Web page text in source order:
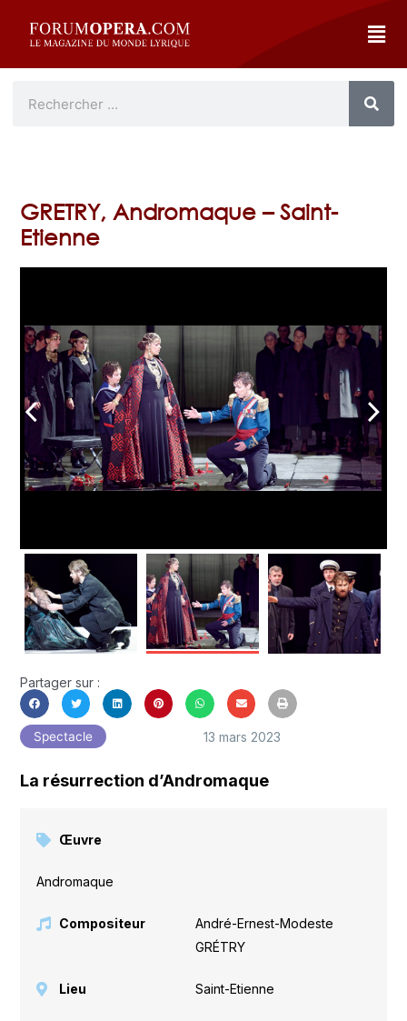
GRETRY, Andromaque – Saint-
Etienne
arrow_back_ios arrow_forward_ios
Partager sur :
Spectacle 13 mars 2023
La résurrection d’Andromaque
Œuvre
Andromaque
Compositeur
André-Ernest-Modeste
GRÉTRY
Lieu Saint-Etienne